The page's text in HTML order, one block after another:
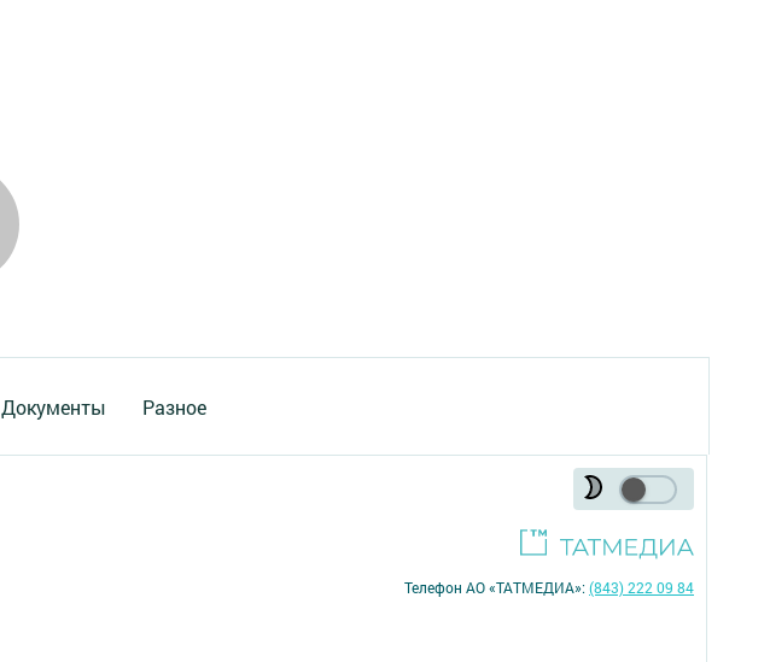
Документы Разное
Телефон АО «ТАТМЕДИА»:(843) 222 09 84